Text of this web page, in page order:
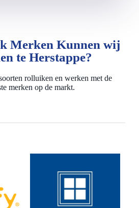
Merken Kunnen wij
te Herstappe?
rolluiken en werken met de
merken op de markt.